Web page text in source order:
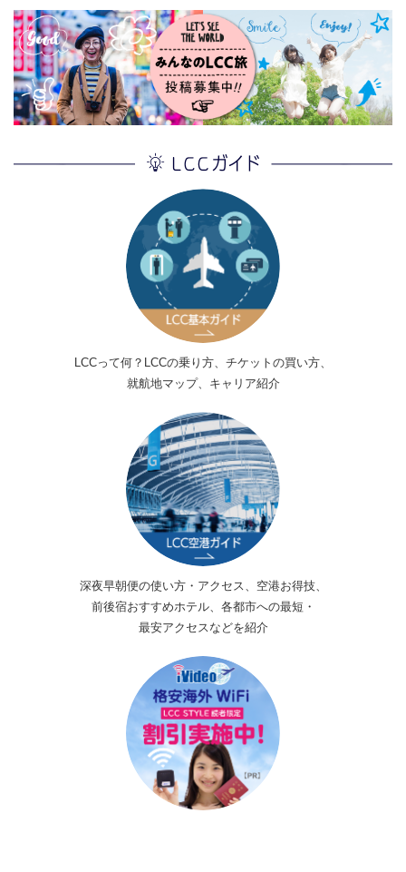
LCCって何？LCCの乗り方、チケットの買い方、
就航地マップ、キャリア紹介
深夜早朝便の使い方・アクセス、空港お得技、
前後宿おすすめホテル、各都市への最短・
最安アクセスなどを紹介